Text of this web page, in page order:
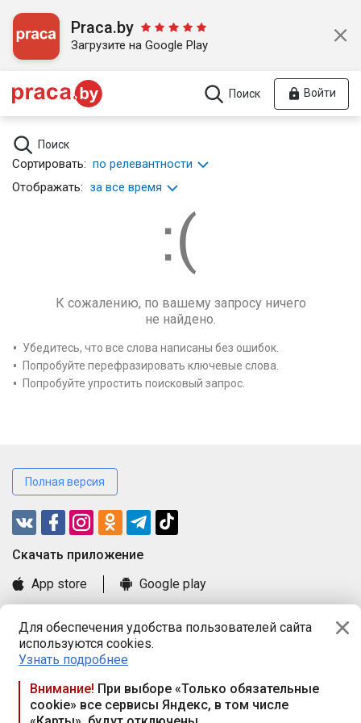
Для обеспечения удобства пользователей сайта
используются cookies.
Узнать подробнее
Внимание! При выборе «Только обязательные
cookie» все сервисы Яндекс, в том числе
Praca.by
Загрузите на Google Play
Поиск Войти
Поиск
Сортировать: по релевантности
Отображать: за все время
К сожалению, по вашему запросу ничего
не найдено.
Убедитесь, что все слова написаны без ошибок.
Попробуйте перефразировать ключевые слова.
Попробуйте упростить поисковый запрос.
Полная версия
Cкачать приложение
App store
Google play
Книга замечаний и предложений
Правила и документы
Praca.by © 2000—2026, ООО «ПРАЦА БАЙ»
Республика Беларусь, 220114, г. Минск, пр-т Независимости
117а, пом. № 9.